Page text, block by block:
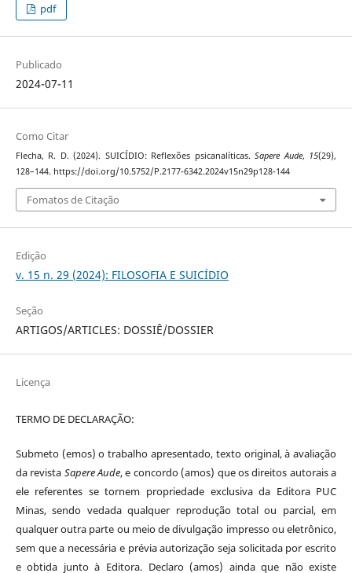
pdf
Publicado
2024-07-11
Como Citar
Flecha, R. D. (2024). SUICÍDIO: Reflexões psicanalíticas.Sapere Aude, 15(29),
128–144. https://doi.org/10.5752/P.2177-6342.2024v15n29p128-144
Fomatos de Citação
Edição
v. 15 n. 29 (2024): FILOSOFIA E SUICÍDIO
Seção
ARTIGOS/ARTICLES: DOSSIÊ/DOSSIER
Licença
TERMO DE DECLARAÇÃO:
Submeto (emos) o trabalho apresentado, texto original, à avaliação
da revista Sapere Aude, e concordo (amos) que os direitos autorais a
ele referentes se tornem propriedade exclusiva da Editora PUC
Minas, sendo vedada qualquer reprodução total ou parcial, em
qualquer outra parte ou meio de divulgação impresso ou eletrônico,
sem que a necessária e prévia autorização seja solicitada por escrito
e obtida junto à Editora. Declaro (amos) ainda que não existe